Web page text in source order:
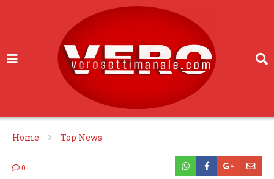
Home Top News
0